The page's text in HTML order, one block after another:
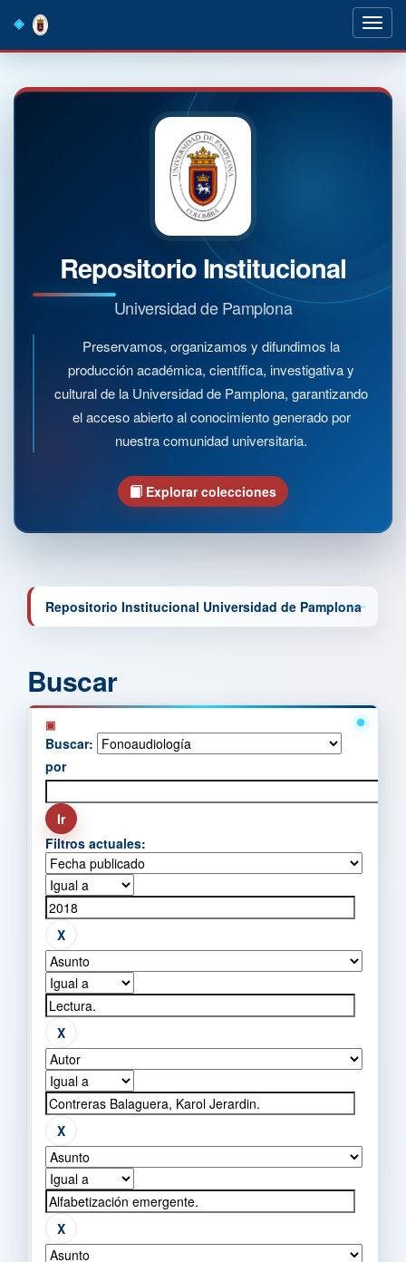
navigation
Repositorio Institucional
Universidad de Pamplona
Preservamos, organizamos y difundimos la
producción académica, científica, investigativa y
cultural de la Universidad de Pamplona, garantizando
el acceso abierto al conocimiento generado por
nuestra comunidad universitaria.
Explorar colecciones
Repositorio Institucional Universidad de Pamplona
Buscar
Buscar:
por
Filtros actuales: